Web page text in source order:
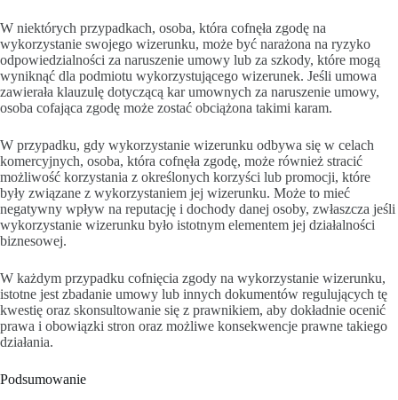
W niektórych przypadkach, osoba, która cofnęła zgodę na
wykorzystanie swojego wizerunku, może być narażona na ryzyko
odpowiedzialności za naruszenie umowy lub za szkody, które mogą
wyniknąć dla podmiotu wykorzystującego wizerunek. Jeśli umowa
zawierała klauzulę dotyczącą kar umownych za naruszenie umowy,
osoba cofająca zgodę może zostać obciążona takimi karam.
W przypadku, gdy wykorzystanie wizerunku odbywa się w celach
komercyjnych, osoba, która cofnęła zgodę, może również stracić
możliwość korzystania z określonych korzyści lub promocji, które
były związane z wykorzystaniem jej wizerunku. Może to mieć
negatywny wpływ na reputację i dochody danej osoby, zwłaszcza jeśli
wykorzystanie wizerunku było istotnym elementem jej działalności
biznesowej.
W każdym przypadku cofnięcia zgody na wykorzystanie wizerunku,
istotne jest zbadanie umowy lub innych dokumentów regulujących tę
kwestię oraz skonsultowanie się z prawnikiem, aby dokładnie ocenić
prawa i obowiązki stron oraz możliwe konsekwencje prawne takiego
działania.
Podsumowanie